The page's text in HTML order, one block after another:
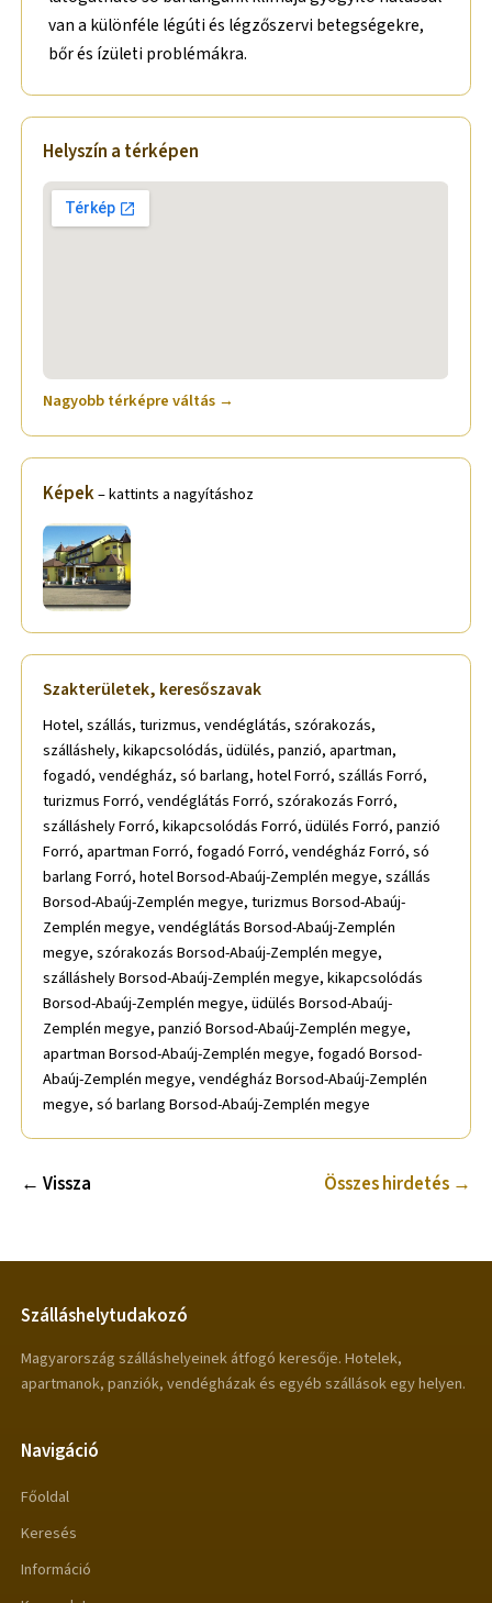
van a különféle légúti és légzőszervi betegségekre,
bőr és ízületi problémákra.
Helyszín a térképen
Nagyobb térképre váltás →
Képek– kattints a nagyításhoz
Szakterületek, keresőszavak
Hotel, szállás, turizmus, vendéglátás, szórakozás,
szálláshely, kikapcsolódás, üdülés, panzió, apartman,
fogadó, vendégház, só barlang, hotel Forró, szállás Forró,
turizmus Forró, vendéglátás Forró, szórakozás Forró,
szálláshely Forró, kikapcsolódás Forró, üdülés Forró, panzió
Forró, apartman Forró, fogadó Forró, vendégház Forró, só
barlang Forró, hotel Borsod-Abaúj-Zemplén megye, szállás
Borsod-Abaúj-Zemplén megye, turizmus Borsod-Abaúj-
Zemplén megye, vendéglátás Borsod-Abaúj-Zemplén
megye, szórakozás Borsod-Abaúj-Zemplén megye,
szálláshely Borsod-Abaúj-Zemplén megye, kikapcsolódás
Borsod-Abaúj-Zemplén megye, üdülés Borsod-Abaúj-
Zemplén megye, panzió Borsod-Abaúj-Zemplén megye,
apartman Borsod-Abaúj-Zemplén megye, fogadó Borsod-
Abaúj-Zemplén megye, vendégház Borsod-Abaúj-Zemplén
megye, só barlang Borsod-Abaúj-Zemplén megye
← Vissza Összes hirdetés →
Szálláshelytudakozó
Magyarország szálláshelyeinek átfogó keresője. Hotelek,
apartmanok, panziók, vendégházak és egyéb szállások egy helyen.
Navigáció
Főoldal
Keresés
Információ